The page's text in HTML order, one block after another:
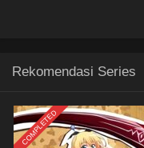
Rekomendasi Series
COMPLETED